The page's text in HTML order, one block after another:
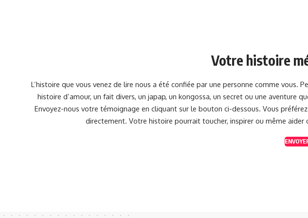
Votre histoire
L’histoire que vous venez de lire nous a été confiée par une personne comme
histoire d’amour, un fait divers, un japap, un kongossa, un secret ou une aventure
Envoyez-nous votre témoignage en cliquant sur le bouton ci-dessous. Vous
directement. Votre histoire pourrait toucher, inspirer ou même